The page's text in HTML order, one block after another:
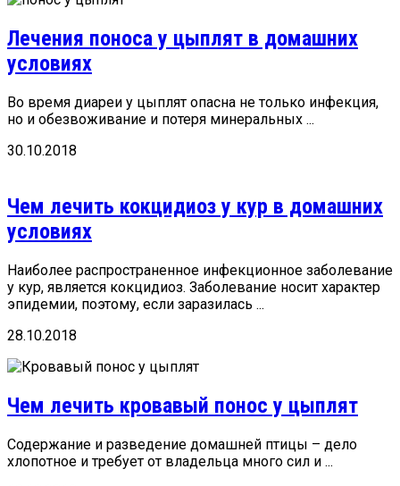
Лечения поноса у цыплят в домашних
условиях
Во время диареи у цыплят опасна не только инфекция,
но и обезвоживание и потеря минеральных ...
30.10.2018
Чем лечить кокцидиоз у кур в домашних
условиях
Наиболее распространенное инфекционное заболевание
у кур, является кокцидиоз. Заболевание носит характер
эпидемии, поэтому, если заразилась ...
28.10.2018
Чем лечить кровавый понос у цыплят
Содержание и разведение домашней птицы – дело
хлопотное и требует от владельца много сил и ...